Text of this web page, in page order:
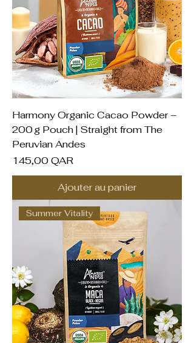
Harmony Organic Cacao Powder –
200 g Pouch | Straight from The
Peruvian Andes
Prix
145,00 QAR
Ajouter au panier
Summer Vitality